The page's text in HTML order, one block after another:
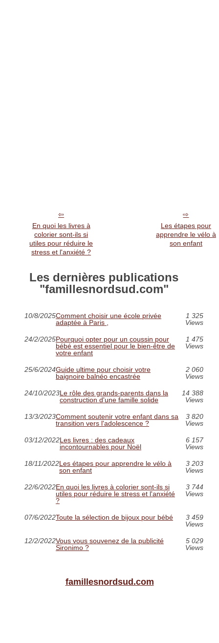
En quoi les livres à
colorier sont-ils si
utiles pour réduire le
stress et l'anxiété ?
Les étapes pour
apprendre le vélo à
son enfant
Les dernières publications
"famillesnordsud.com"
10/8/2025Comment choisir une école privée
adaptée à Paris ,
1 325
Views
24/2/2025Pourquoi opter pour un coussin pour
bébé est essentiel pour le bien-être de
votre enfant
1 475
Views
25/6/2024Guide ultime pour choisir votre
baignoire balnéo encastrée
2 060
Views
24/10/2023Le rôle des grands-parents dans la
construction d'une famille solide
14 388
Views
13/3/2023Comment soutenir votre enfant dans sa
transition vers l'adolescence ?
3 820
Views
03/12/2022Les livres : des cadeaux
incontournables pour Noël
6 157
Views
18/11/2022Les étapes pour apprendre le vélo à
son enfant
3 203
Views
22/6/2022En quoi les livres à colorier sont-ils si
utiles pour réduire le stress et l'anxiété
?
3 744
Views
07/6/2022Toute la sélection de bijoux pour bébé
3 459
Views
12/2/2022Vous vous souvenez de la publicité
Sironimo ?
5 029
Views
famillesnordsud.com